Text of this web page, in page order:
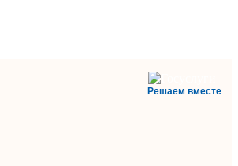
Решаем вместе